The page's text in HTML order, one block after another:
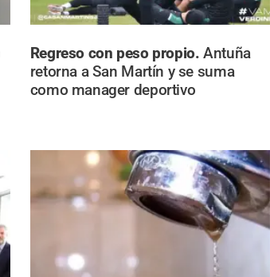
Regreso con peso propio.Antuña
retorna a San Martín y se suma
como manager deportivo